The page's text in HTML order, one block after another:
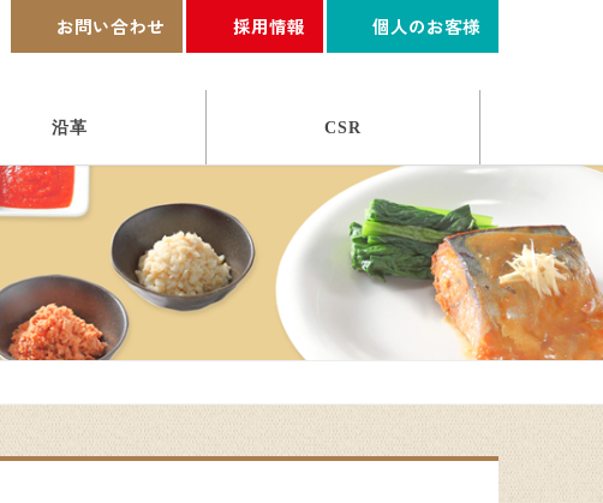
お問い合わせ 採用情報 個人のお客様
沿革 CSR